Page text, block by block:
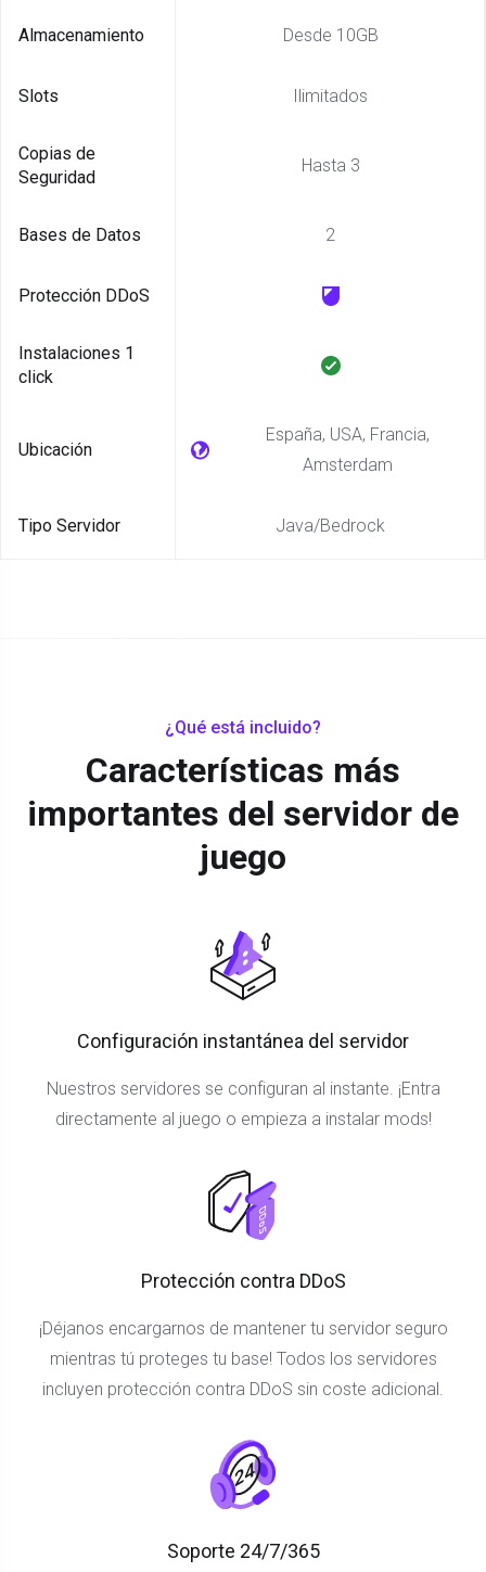
Almacenamiento
Slots
Copias de
Seguridad
Bases de Datos
Protección DDoS
Instalaciones 1
click
Ubicación
Tipo Servidor
Desde 10GB
Ilimitados
Hasta 3
2
España, USA, Francia,
Amsterdam
Java/Bedrock
¿Qué está incluido?
Características más
importantes del servidor de
juego
Configuración instantánea del servidor
Nuestros servidores se configuran al instante. ¡Entra
directamente al juego o empieza a instalar mods!
Protección contra DDoS
¡Déjanos encargarnos de mantener tu servidor seguro
mientras tú proteges tu base! Todos los servidores
incluyen protección contra DDoS sin coste adicional.
Soporte 24/7/365